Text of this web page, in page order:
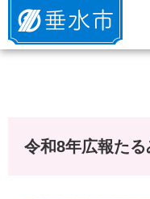
垂水市
令和8年広報た